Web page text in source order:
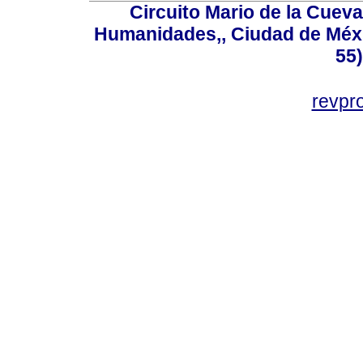
Circuito Mario de la
Humanidades,, Ciudad de